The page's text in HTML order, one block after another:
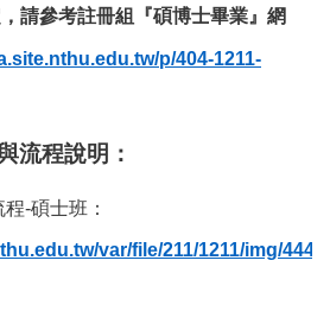
請參考註冊組『碩博士畢業』網
p/404-1211-
流程說明：
-碩士班：
var/file/211/1211/img/